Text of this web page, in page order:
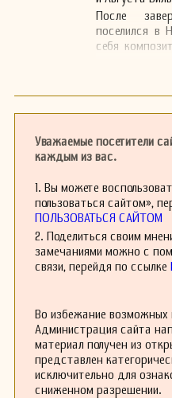
После
поселился в
себя
возрасте 43
Уважаемые посетители
каждым из вас.
1. Вы можете
пользоваться сайтом»,
ПОЛЬЗОВАТЬСЯ САЙТОМ
2. Поделиться своим
замечаниями можно с
связи, перейдя по ссылке
Во избежание возможных
Администрация сайта
материал получен из
представлен
исключительно для
сниженном разрешении.